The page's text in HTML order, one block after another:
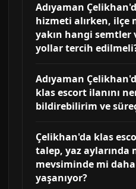
Adıyaman
hizmeti alırken, ilçe
yakın hangi semtler
yollar tercih
Adıyaman
klas escort ilanını
bildirebilirim ve
Çelikhan'da klas
talep, yaz aylarında
mevsiminde mi
yaşanıyor?